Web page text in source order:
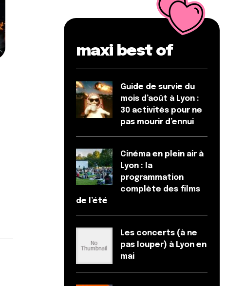
maxi best of
Guide de survie du
mois d’août à Lyon :
30 activités pour ne
pas mourir d’ennui
Cinéma en plein air à
Lyon : la
programmation
complète des films
de l’été
Les concerts (à ne
pas louper) à Lyon en
mai